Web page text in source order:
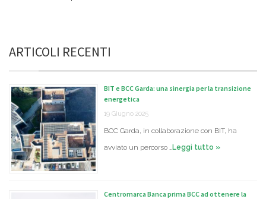
ARTICOLI RECENTI
BIT e BCC Garda: una sinergia per la transizione
energetica
19 Giugno 2025
BCC Garda, in collaborazione con BIT, ha
avviato un percorso … Leggi tutto »
Centromarca Banca prima BCC ad ottenere la